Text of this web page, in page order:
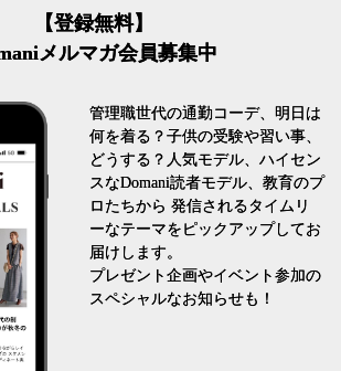
【登録無料】
メルマガ会員募集中
管理職世代の通勤コーデ、明日は
何を着る？子供の受験や習い事、
どうする？人気モデル、ハイセン
スなDomani読者モデル、教育のプ
ロたちから 発信されるタイムリ
ーなテーマをピックアップしてお
届けします。
プレゼント企画やイベント参加の
スペシャルなお知らせも！